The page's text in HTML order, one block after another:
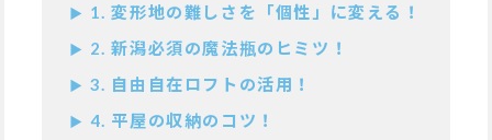
1. 変形地の難しさを「個性」に変える！
2. 新潟必須の魔法瓶のヒミツ！
3. 自由自在ロフトの活用！
4. 平屋の収納のコツ！